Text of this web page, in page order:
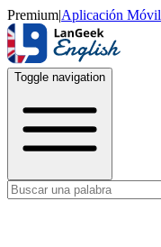
Premium|Aplicación Móvil
Toggle navigation